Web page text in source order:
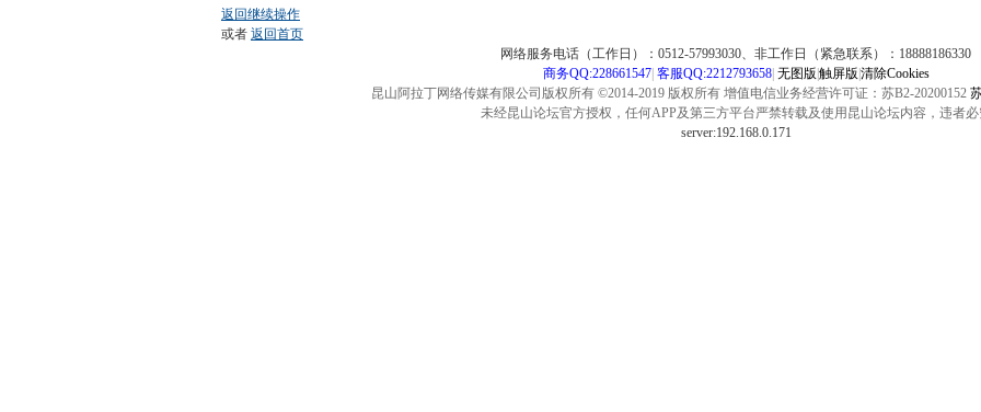
返回继续操作
或者 返回首页
网络服务电话（工作日）：0512-57993030、非工作日（紧急联系）：18888186330
商务QQ:228661547| 客服QQ:2212793658| 无图版 触屏版 清除Cookies
昆山阿拉丁网络传媒有限公司版权所有 ©2014-2019 版权所有 增值电信业务经营许可证：苏B2-20200152
未经昆山论坛官方授权，任何APP及第三方平台严禁转载及使用昆山论坛内容，违者必
server:192.168.0.171